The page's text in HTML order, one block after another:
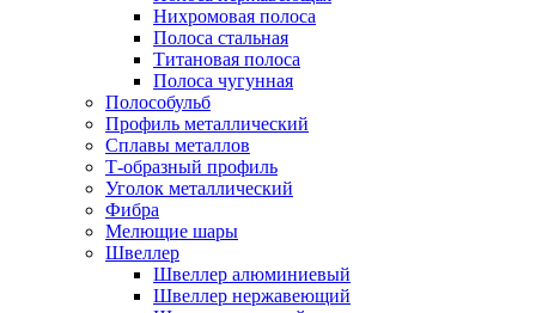
Нихромовая полоса
Полоса стальная
Титановая полоса
Полоса чугунная
Полособульб
Профиль металлический
Сплавы металлов
Т-образный профиль
Уголок металлический
Фибра
Мелющие шары
Швеллер
Швеллер алюминиевый
Швеллер нержавеющий